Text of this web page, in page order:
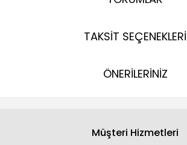
TAKSİT SEÇENEKLERİ
ÖNERİLERİNİZ
Müşteri Hizmetleri